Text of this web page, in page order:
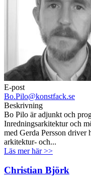
E-post
Bo.Pilo@konstfack.se
Beskrivning
Bo Pilo är adjunkt och
Inredningsarkitektur och
med Gerda Persson driver
arkitektur- och...
Läs mer här >>
Christian Björk